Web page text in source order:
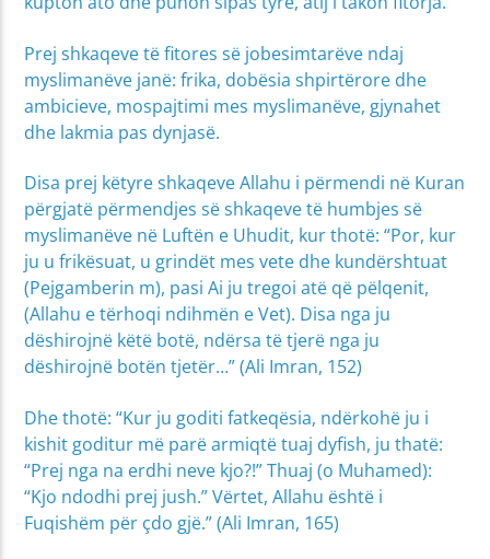
Prej shkaqeve të fitores së jobesimtarëve ndaj
myslimanëve janë: frika, dobësia shpirtërore dhe
ambicieve, mospajtimi mes myslimanëve, gjynahet
dhe lakmia pas dynjasë.
Disa prej këtyre shkaqeve Allahu i përmendi në Kuran
përgjatë përmendjes së shkaqeve të humbjes së
myslimanëve në Luftën e Uhudit, kur thotë: “Por, kur
ju u frikësuat, u grindët mes vete dhe kundërshtuat
(Pejgamberin m), pasi Ai ju tregoi atë që pëlqenit,
(Allahu e tërhoqi ndihmën e Vet). Disa nga ju
dëshirojnë këtë botë, ndërsa të tjerë nga ju
dëshirojnë botën tjetër…” (Ali Imran, 152)
Dhe thotë: “Kur ju goditi fatkeqësia, ndërkohë ju i
kishit goditur më parë armiqtë tuaj dyfish, ju thatë:
“Prej nga na erdhi neve kjo?!” Thuaj (o Muhamed):
“Kjo ndodhi prej jush.” Vërtet, Allahu është i
Fuqishëm për çdo gjë.” (Ali Imran, 165)